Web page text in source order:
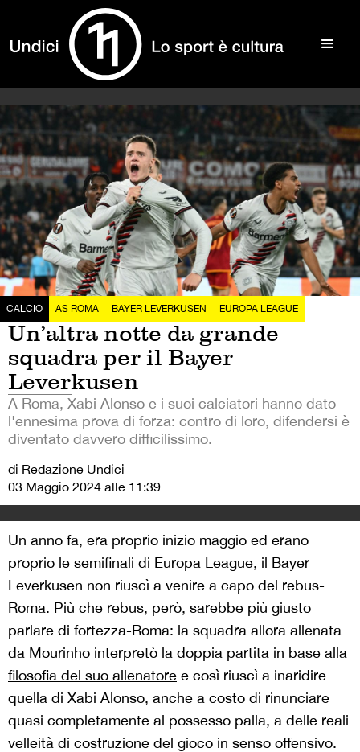
CALCIO AS ROMA BAYER LEVERKUSEN EUROPA LEAGUE
Un’altra notte da grande
squadra per il Bayer
Leverkusen
A Roma, Xabi Alonso e i suoi calciatori hanno dato
l'ennesima prova di forza: contro di loro, difendersi è
diventato davvero difficilissimo.
di Redazione Undici
03 Maggio 2024 alle 11:39
Un anno fa, era proprio inizio maggio ed erano
proprio le semifinali di Europa League, il Bayer
Leverkusen non riuscì a venire a capo del rebus-
Roma. Più che rebus, però, sarebbe più giusto
parlare di fortezza-Roma: la squadra allora allenata
da Mourinho interpretò la doppia partita in base alla
filosofia del suo allenatore e così riuscì a inaridire
quella di Xabi Alonso, anche a costo di rinunciare
quasi completamente al possesso palla, a delle reali
velleità di costruzione del gioco in senso offensivo.